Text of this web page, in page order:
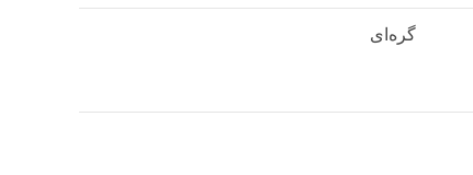
گره‌ای